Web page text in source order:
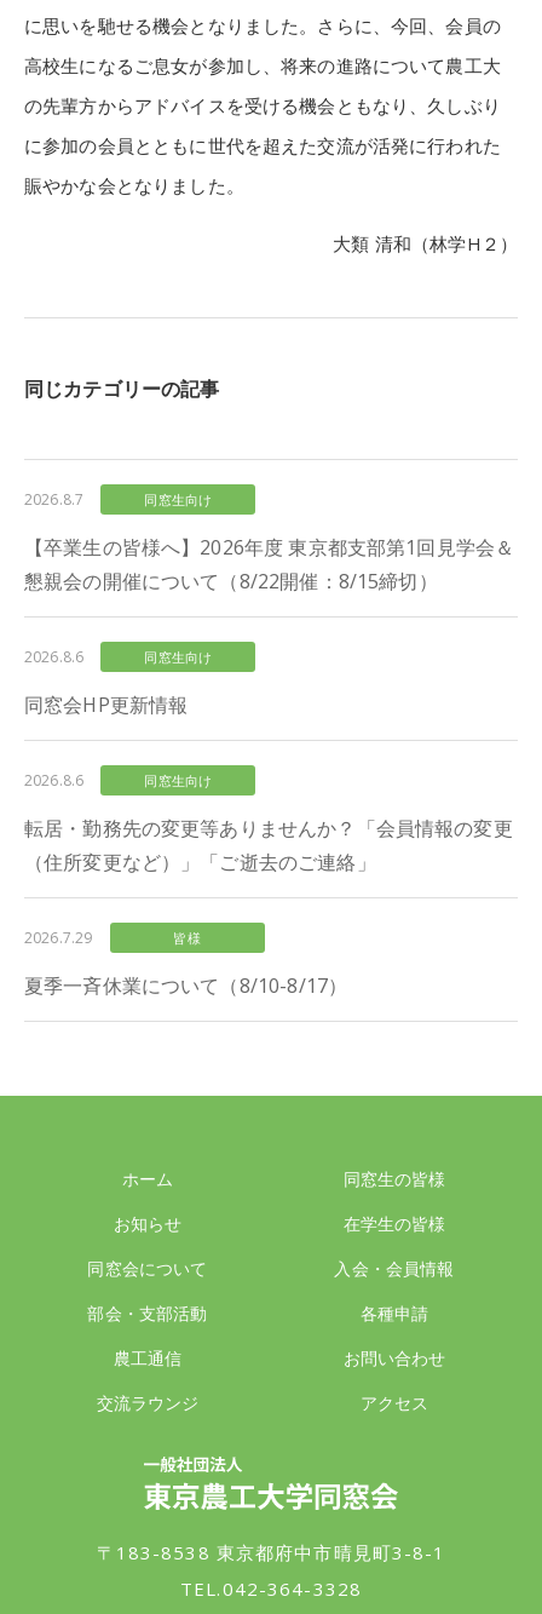
に思いを馳せる機会となりました。さらに、今回、会員の
高校生になるご息女が参加し、将来の進路について農工大
の先輩方からアドバイスを受ける機会ともなり、久しぶり
に参加の会員とともに世代を超えた交流が活発に行われた
賑やかな会となりました。
大類 清和（林学H２）
同じカテゴリーの記事
2026.8.7 同窓生向け
【卒業生の皆様へ】2026年度 東京都支部第1回見学会＆
懇親会の開催について（8/22開催：8/15締切）
2026.8.6 同窓生向け
同窓会HP更新情報
2026.8.6 同窓生向け
転居・勤務先の変更等ありませんか？「会員情報の変更
（住所変更など）」「ご逝去のご連絡」
2026.7.29 皆様
夏季一斉休業について（8/10-8/17）
ホーム
お知らせ
同窓会について
部会・支部活動
農工通信
交流ラウンジ
同窓生の皆様
在学生の皆様
入会・会員情報
各種申請
お問い合わせ
アクセス
〒183-8538 東京都府中市晴見町3-8-1
TEL.042-364-3328